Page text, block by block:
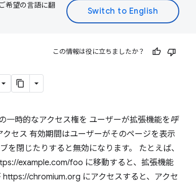
希望の言語に翻
この情報は役に立ちましたか？
一時的なアクセス権を ユーザーが拡張機能を呼
セス 有効期間はユーザーがそのページを表示
閉じたりすると無効になります。 たとえば、
example.com/foo に移動すると、拡張機能
chromium.org にアクセスすると、アクセ